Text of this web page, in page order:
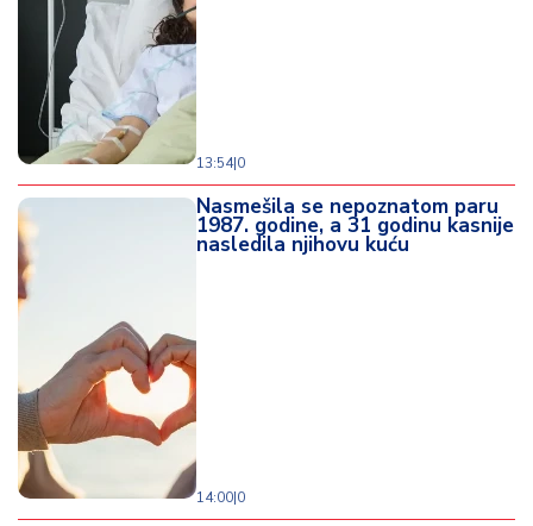
13:54|0
Nasmešila se nepoznatom paru
1987. godine, a 31 godinu kasnije
nasledila njihovu kuću
14:00|0